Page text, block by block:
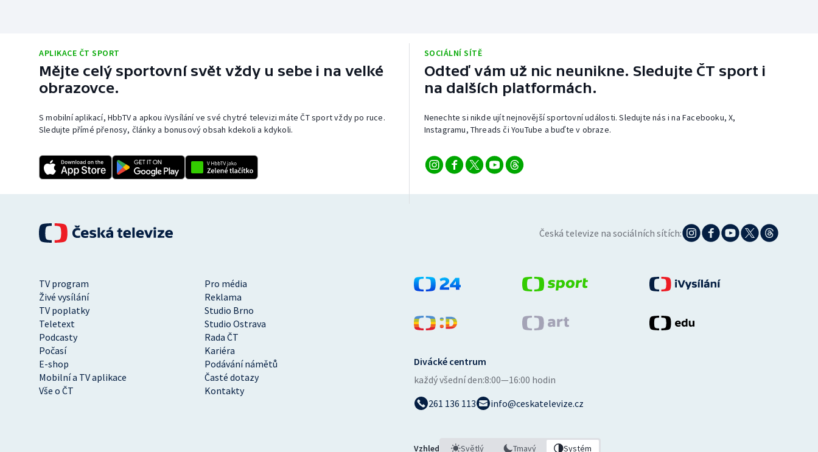
APLIKACE ČT SPORT
Mějte celý sportovní svět vždy u sebe i na velké
obrazovce.
S mobilní aplikací, HbbTV a apkou iVysílání ve své chytré televizi máte ČT sport vždy po ruce.
Sledujte přímé přenosy, články a bonusový obsah kdekoli a kdykoli.
SOCIÁLNÍ SÍTĚ
Odteď vám už nic neunikne. Sledujte ČT sport i
na dalších platformách.
Nenechte si nikde ujít nejnovější sportovní události. Sledujte nás i na Facebooku, X,
Instagramu, Threads či YouTube a buďte v obraze.
Česká televize na sociálních sítích:
TV program
Pro média
Živé vysílání
Reklama
TV poplatky
Studio Brno
Teletext
Studio Ostrava
Podcasty
Rada ČT
Počasí
Kariéra
E-shop
Podávání námětů
Mobilní a TV aplikace
Časté dotazy
Vše o ČT
Kontakty
Divácké centrum
každý všední den:8:00—16:00 hodin
261 136 113
info@ceskatelevize.cz
Vzhled Světlý Tmavý Systém